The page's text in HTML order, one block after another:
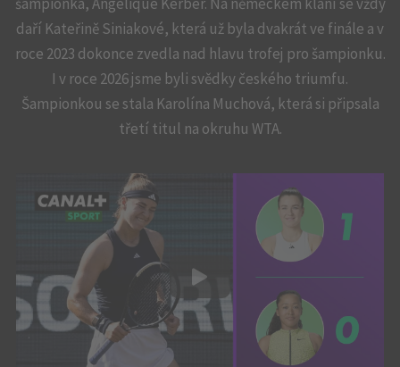
šampionka, Angelique Kerber. Na německém klání se vždy
daří Kateřině Siniakové, která už byla dvakrát ve finále a v
roce 2023 dokonce zvedla nad hlavu trofej pro šampionku.
I v roce 2026 jsme byli svědky českého triumfu.
Šampionkou se stala Karolína Muchová, která si připsala
třetí titul na okruhu WTA.